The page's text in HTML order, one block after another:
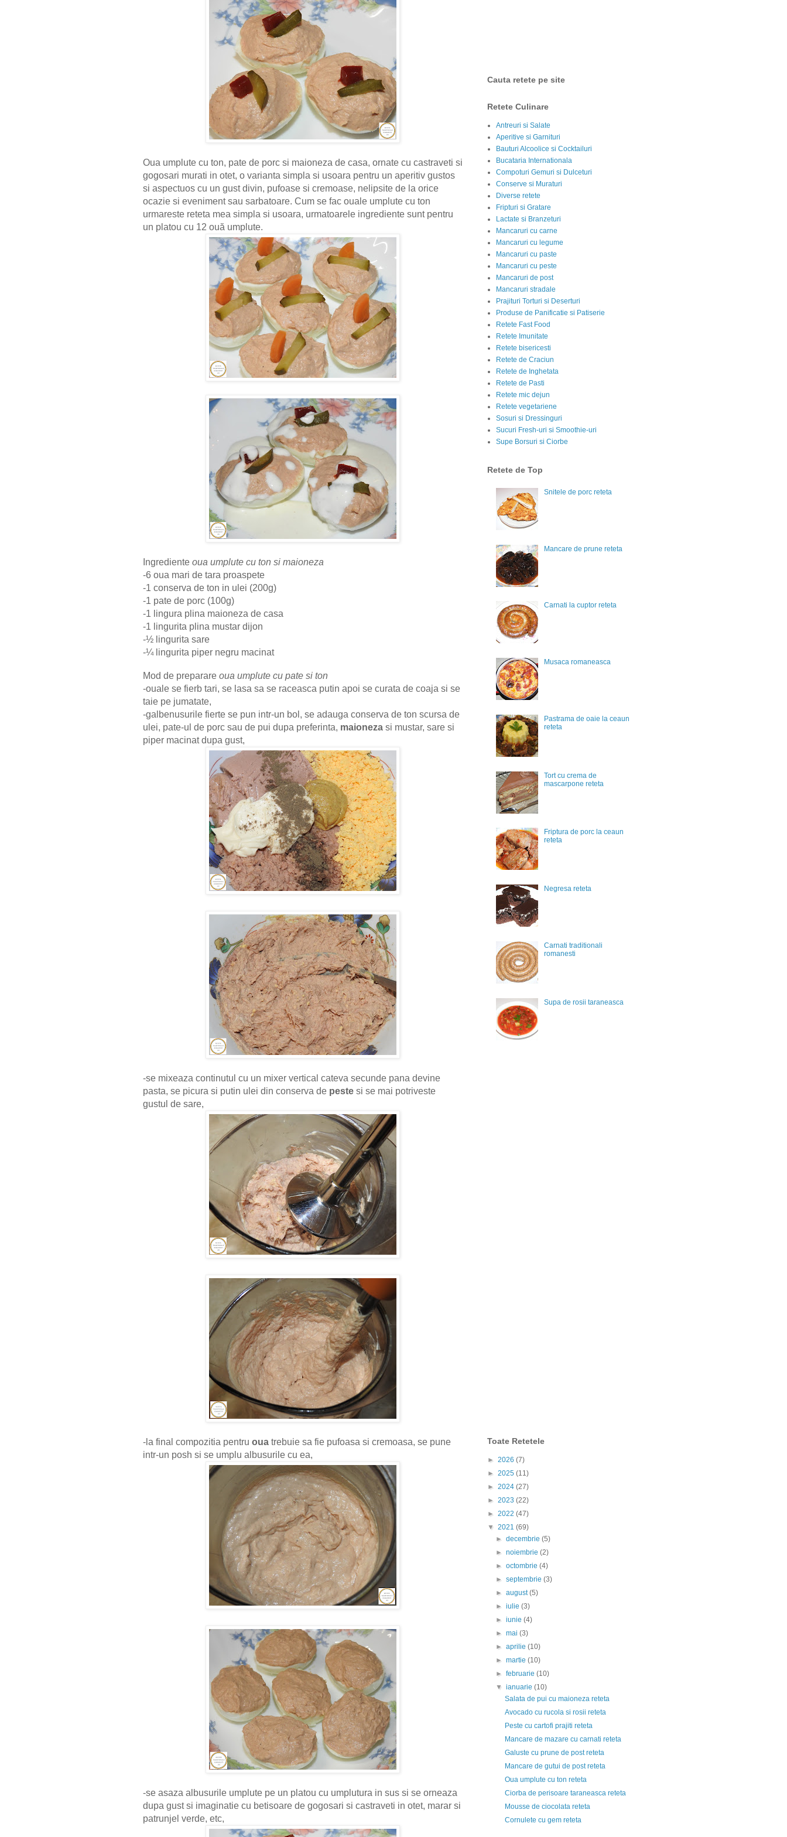
Oua umplute cu ton, pate de porc si maioneza de casa, ornate cu castraveti si
gogosari murati in otet, o varianta simpla si usoara pentru un aperitiv gustos
si aspectuos cu un gust divin, pufoase si cremoase, nelipsite de la orice
ocazie si eveniment sau sarbatoare. Cum se fac ouale umplute cu ton
urmareste reteta mea simpla si usoara, urmatoarele ingrediente sunt pentru
un platou cu 12 ouă umplute.
Ingrediente oua umplute cu ton si maioneza
-6 oua mari de tara proaspete
-1 conserva de ton in ulei (200g)
-1 pate de porc (100g)
-1 lingura plina maioneza de casa
-1 lingurita plina mustar dijon
-½ lingurita sare
-¼ lingurita piper negru macinat
Mod de preparare oua umplute cu pate si ton
-ouale se fierb tari, se lasa sa se raceasca putin apoi se curata de coaja si se
taie pe jumatate,
-galbenusurile fierte se pun intr-un bol, se adauga conserva de ton scursa de
ulei, pate-ul de porc sau de pui dupa preferinta, maioneza si mustar, sare si
piper macinat dupa gust,
-se mixeaza continutul cu un mixer vertical cateva secunde pana devine
pasta, se picura si putin ulei din conserva de peste si se mai potriveste
gustul de sare,
-la final compozitia pentru oua trebuie sa fie pufoasa si cremoasa, se pune
intr-un posh si se umplu albusurile cu ea,
-se asaza albusurile umplute pe un platou cu umplutura in sus si se orneaza
dupa gust si imaginatie cu betisoare de gogosari si castraveti in otet, marar si
patrunjel verde, etc,
Cauta retete pe site
Retete Culinare
Antreuri si Salate
Aperitive si Garnituri
Bauturi Alcoolice si Cocktailuri
Bucataria Internationala
Compoturi Gemuri si Dulceturi
Conserve si Muraturi
Diverse retete
Fripturi si Gratare
Lactate si Branzeturi
Mancaruri cu carne
Mancaruri cu legume
Mancaruri cu paste
Mancaruri cu peste
Mancaruri de post
Mancaruri stradale
Prajituri Torturi si Deserturi
Produse de Panificatie si Patiserie
Retete Fast Food
Retete Imunitate
Retete bisericesti
Retete de Craciun
Retete de Inghetata
Retete de Pasti
Retete mic dejun
Retete vegetariene
Sosuri si Dressinguri
Sucuri Fresh-uri si Smoothie-uri
Supe Borsuri si Ciorbe
Retete de Top
Snitele de porc reteta
Mancare de prune reteta
Carnati la cuptor reteta
Musaca romaneasca
Pastrama de oaie la ceaun
reteta
Tort cu crema de
mascarpone reteta
Friptura de porc la ceaun
reteta
Negresa reteta
Carnati traditionali
romanesti
Supa de rosii taraneasca
Toate Retetele
► 2026 (7)
► 2025 (11)
► 2024 (27)
► 2023 (22)
► 2022 (47)
▼ 2021 (69)
►decembrie(5)
►noiembrie(2)
►octombrie(4)
►septembrie(3)
►august(5)
►iulie(3)
►iunie(4)
►mai(3)
►aprilie(10)
►martie(10)
►februarie(10)
▼ianuarie(10)
Salata de pui cu maioneza reteta
Avocado cu rucola si rosii reteta
Peste cu cartofi prajiti reteta
Mancare de mazare cu carnati reteta
Galuste cu prune de post reteta
Mancare de gutui de post reteta
Oua umplute cu ton reteta
Ciorba de perisoare taraneasca reteta
Mousse de ciocolata reteta
Cornulete cu gem reteta